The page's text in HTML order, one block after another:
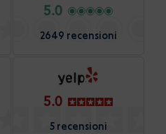
5.0
2649 recensioni
5.0
5 recensioni